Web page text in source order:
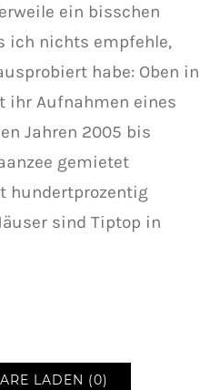
ein bisschen
ich nichts empfehle,
habe: Oben in
ihr Aufnahmen eines
Jahren 2005 bis
gemietet
hundertprozentig
sind Tiptop in
LADEN (0)